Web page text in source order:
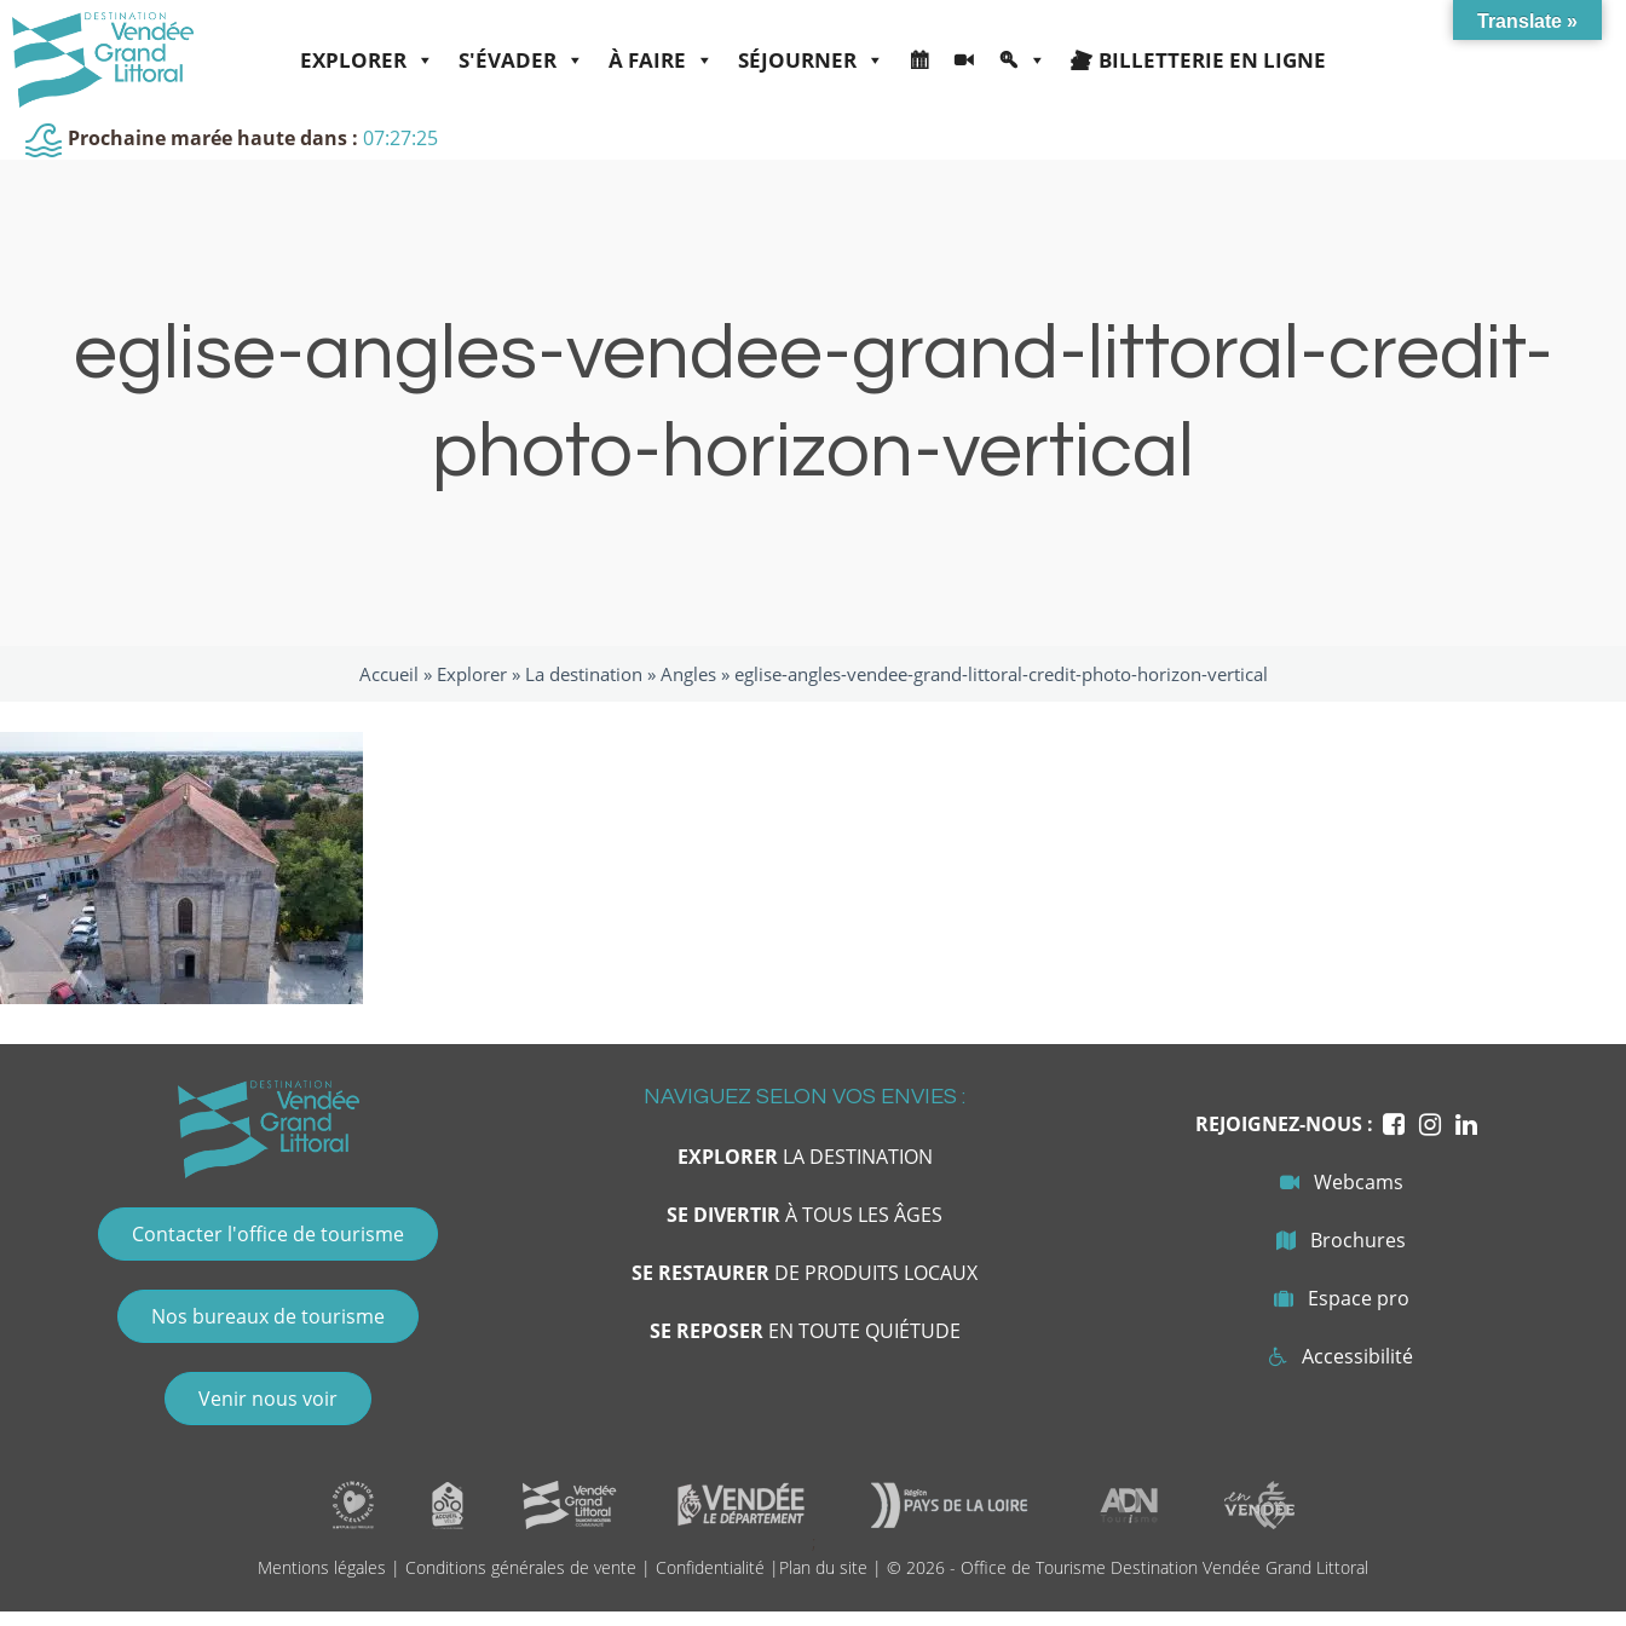
EXPLORER S'ÉVADER À FAIRE SÉJOURNER BILLETTERIE EN LIGNE
Prochaine marée haute dans : 07:27:25
eglise-angles-vendee-grand-littoral-credit-
photo-horizon-vertical
Accueil » Explorer» La destination » Angles» eglise-angles-vendee-grand-littoral-credit-photo-horizon-vertical
Contacter l'office de tourisme
Nos bureaux de tourisme
Venir nous voir
NAVIGUEZ SELON VOS ENVIES :
EXPLORERLA DESTINATION
SE DIVERTIRÀ TOUS LES ÂGES
SE RESTAURER DE PRODUITS LOCAUX
SE REPOSEREN TOUTE QUIÉTUDE
REJOIGNEZ-NOUS :
Webcams
Brochures
Espace pro
Accessibilité
Mentions légales | Conditions générales de vente | Confidentialité | Plan du site | © 2026 - Office de Tourisme Destination Vendée Grand Littoral
Translate »